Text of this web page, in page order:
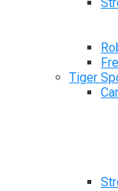
Tiger